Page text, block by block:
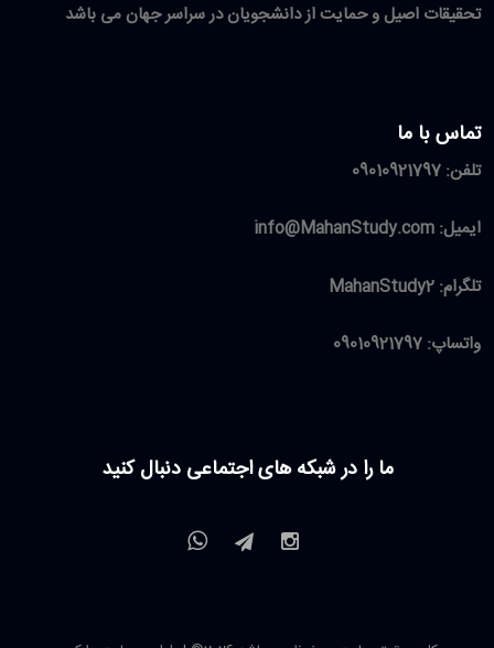
تحقیقات اصیل و حمایت از دانشجویان در سراسر جهان می باشد
تماس با ما
تلفن: 09010921797
ایمیل: info@MahanStudy.com
تلگرام: MahanStudy2
واتساپ: 09010921797
ما را در شبکه های اجتماعی دنبال کنید